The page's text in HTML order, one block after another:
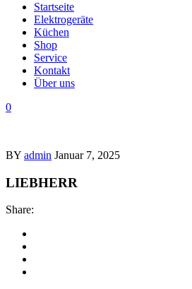
Startseite
Elektrogeräte
Küchen
Shop
Service
Kontakt
Über uns
0
BY admin Januar 7, 2025
LIEBHERR
Share: